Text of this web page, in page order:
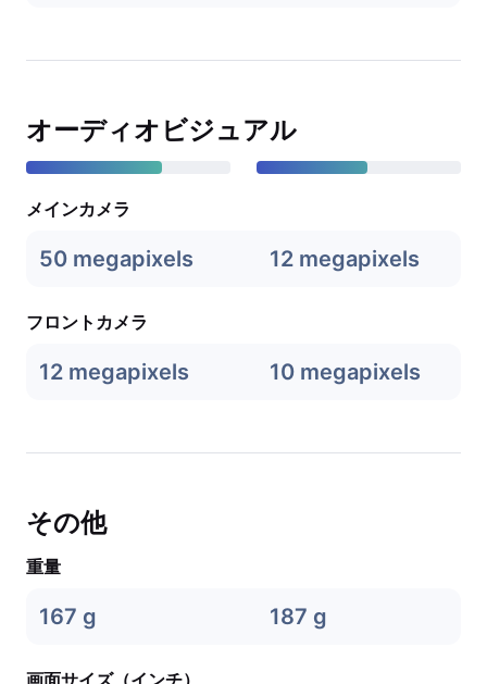
オーディオビジュアル
メインカメラ
50 megapixels 12 megapixels
フロントカメラ
12 megapixels 10 megapixels
その他
重量
167 g 187 g
画面サイズ（インチ）